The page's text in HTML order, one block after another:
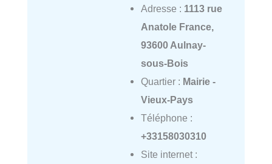
Adresse : 1113 rue
Anatole France,
93600 Aulnay-
sous-Bois
Quartier : Mairie -
Vieux-Pays
Téléphone :
+33158030310
Site internet :